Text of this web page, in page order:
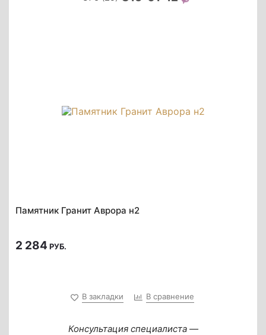
Памятник Гранит Аврора н2
2 284 РУБ.
В закладки В сравнение
Консультация специалиста —